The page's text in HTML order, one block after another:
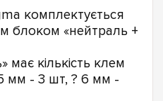
комплектується
блоком «нейтраль +
кількість клем
мм - 3 шт, ? 6 мм -